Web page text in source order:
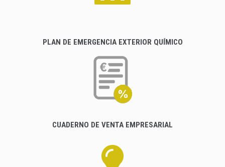
PLAN DE EMERGENCIA EXTERIOR QUÍMICO
CUADERNO DE VENTA EMPRESARIAL